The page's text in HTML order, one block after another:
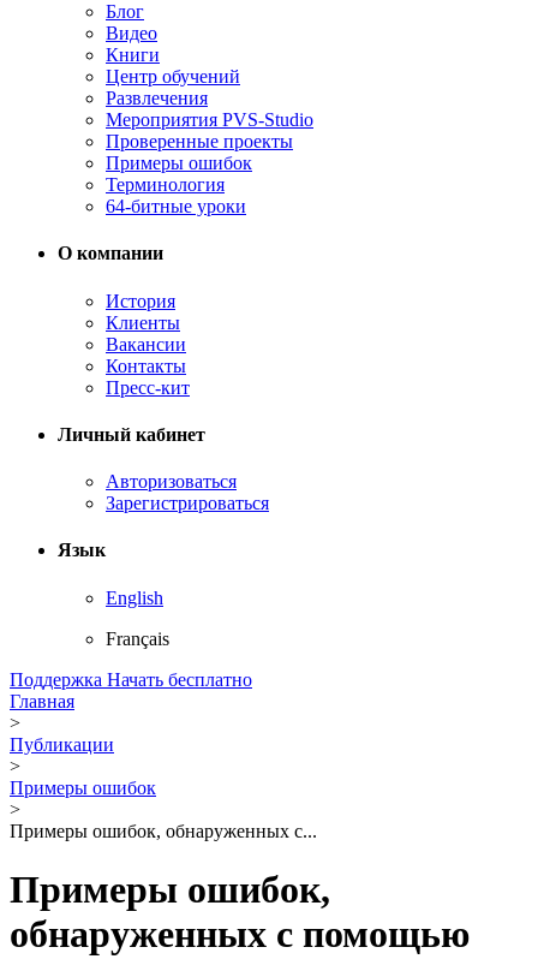
Блог
Видео
Книги
Центр обучений
Развлечения
Мероприятия PVS-Studio
Проверенные проекты
Примеры ошибок
Терминология
64-битные уроки
О компании
История
Клиенты
Вакансии
Контакты
Пресс-кит
Личный кабинет
Авторизоваться
Зарегистрироваться
Язык
English
Français
Поддержка Начать бесплатно
Главная
>
Публикации
>
Примеры ошибок
>
Примеры ошибок, обнаруженных с...
Примеры ошибок,
обнаруженных с помощью